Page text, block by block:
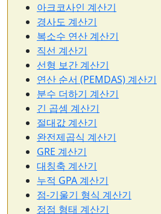
아크코사인 계산기
경사도 계산기
복소수 연산 계산기
직선 계산기
선형 보간 계산기
연산 순서 (PEMDAS) 계산기
분수 더하기 계산기
긴 곱셈 계산기
절대값 계산기
완전제곱식 계산기
GRE 계산기
대칭축 계산기
누적 GPA 계산기
점-기울기 형식 계산기
정점 형태 계산기